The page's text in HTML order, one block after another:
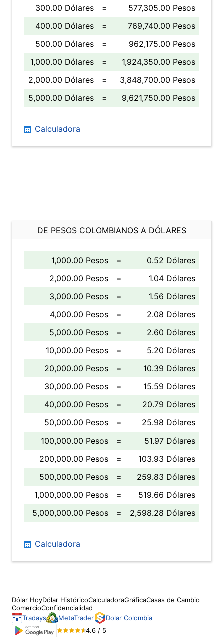
300.00 Dólares
=
577,305.00 Pesos
400.00 Dólares
=
769,740.00 Pesos
500.00 Dólares
=
962,175.00 Pesos
1,000.00 Dólares
=
1,924,350.00 Pesos
2,000.00 Dólares
=
3,848,700.00 Pesos
5,000.00 Dólares
= 9,621,750.00 Pesos
Calculadora
DE PESOS COLOMBIANOS A DÓLARES
1,000.00 Pesos =
0.52 Dólares
2,000.00 Pesos
=
1.04 Dólares
3,000.00 Pesos
=
1.56 Dólares
4,000.00 Pesos
=
2.08 Dólares
5,000.00 Pesos
=
2.60 Dólares
10,000.00 Pesos
=
5.20 Dólares
20,000.00 Pesos
=
10.39 Dólares
30,000.00 Pesos
=
15.59 Dólares
40,000.00 Pesos
=
20.79 Dólares
50,000.00 Pesos
=
25.98 Dólares
100,000.00 Pesos
=
51.97 Dólares
200,000.00 Pesos
=
103.93 Dólares
500,000.00 Pesos
=
259.83 Dólares
1,000,000.00 Pesos
=
519.66 Dólares
5,000,000.00 Pesos
= 2,598.28 Dólares
Calculadora
Dólar HoyDólar HistóricoCalculadoraGráficaCasas de Cambio
ComercioConfidencialidad
Tradays
MetaTrader
Dolar Colombia
4.6 / 5